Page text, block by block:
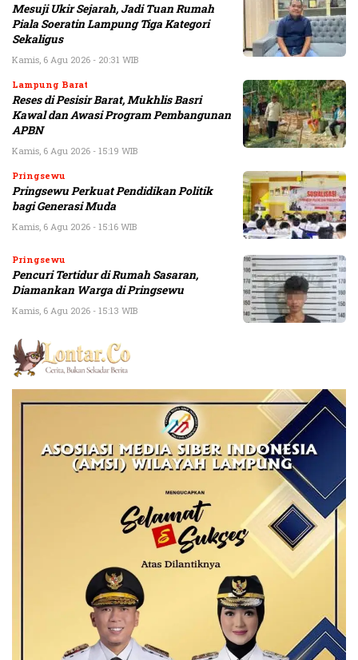
Mesuji Ukir Sejarah, Jadi Tuan Rumah
Piala Soeratin Lampung Tiga Kategori
Sekaligus
Kamis, 6 Agu 2026 - 20:31 WIB
Lampung Barat
Reses di Pesisir Barat, Mukhlis Basri
Kawal dan Awasi Program Pembangunan
APBN
Kamis, 6 Agu 2026 - 15:19 WIB
Pringsewu
Pringsewu Perkuat Pendidikan Politik
bagi Generasi Muda
Kamis, 6 Agu 2026 - 15:16 WIB
Pringsewu
Pencuri Tertidur di Rumah Sasaran,
Diamankan Warga di Pringsewu
Kamis, 6 Agu 2026 - 15:13 WIB